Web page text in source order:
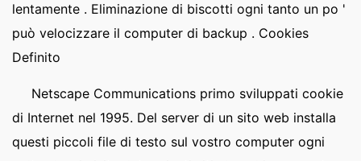
lentamente . Eliminazione di biscotti ogni tanto un po '
può velocizzare il computer di backup . Cookies
Definito
Netscape Communications primo sviluppati cookie
di Internet nel 1995. Del server di un sito web installa
questi piccoli file di testo sul vostro computer ogni